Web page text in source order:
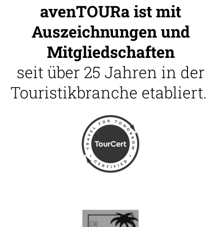
avenTOURa ist mit
Auszeichnungen und
Mitgliedschaften
seit über 25 Jahren in der
Touristikbranche etabliert.